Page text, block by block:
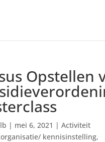
Opstellen
| mei 6, 2021 | Activiteit
kennisinstelling,